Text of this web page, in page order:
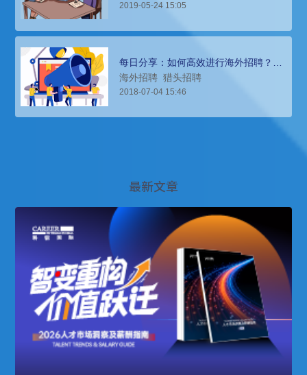
2019-05-24 15:05
每日分享：如何高效进行海外招聘？猎
头招聘是关键！
海外招聘 猎头招聘
2018-07-04 15:46
最新文章